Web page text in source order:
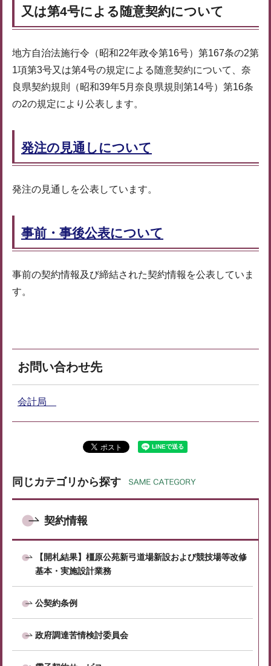
又は第4号による随意契約について
地方自治法施行令（昭和22年政令第16号）第167条の2第
1項第3号又は第4号の規定による随意契約について、奈
良県契約規則（昭和39年5月奈良県規則第14号）第16条
の2の規定により公表します。
発注の見通しについて
発注の見通しを公表しています。
事前・事後公表について
事前の契約情報及び締結された契約情報を公表していま
す。
お問い合わせ先
会計局
同じカテゴリから探す
契約情報
【開札結果】橿原公苑新弓道場新設および競技場等改修
基本・実施設計業務
公契約条例
政府調達苦情検討委員会